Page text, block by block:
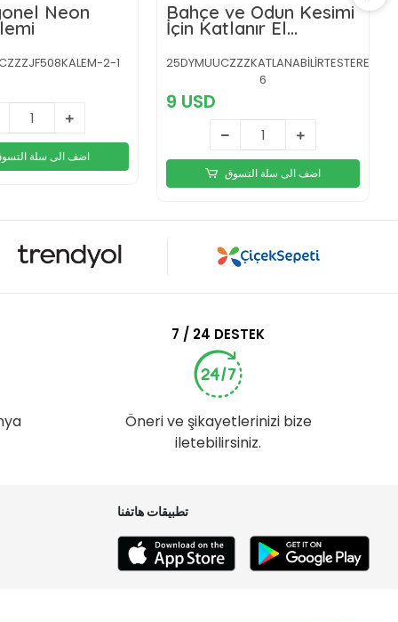
Neon
2-1
اضف الى سلة
Bahçe ve Odun Kesimi
İçin Katlanır El
Testeresi
25DYMUUCZZZKATLANABİLİRTESTERE-
6
9 USD
اضف الى سلة التسوق
7 / 24 DESTEK
Öneri ve şikayetlerinizi bize
iletebilirsiniz.
تطبيقات هاتفنا